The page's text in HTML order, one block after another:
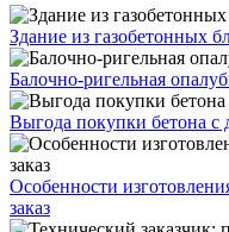
Здание из газобетонных
Балочно-ригельная
Выгода покупки бетона с
Особенности
заказ